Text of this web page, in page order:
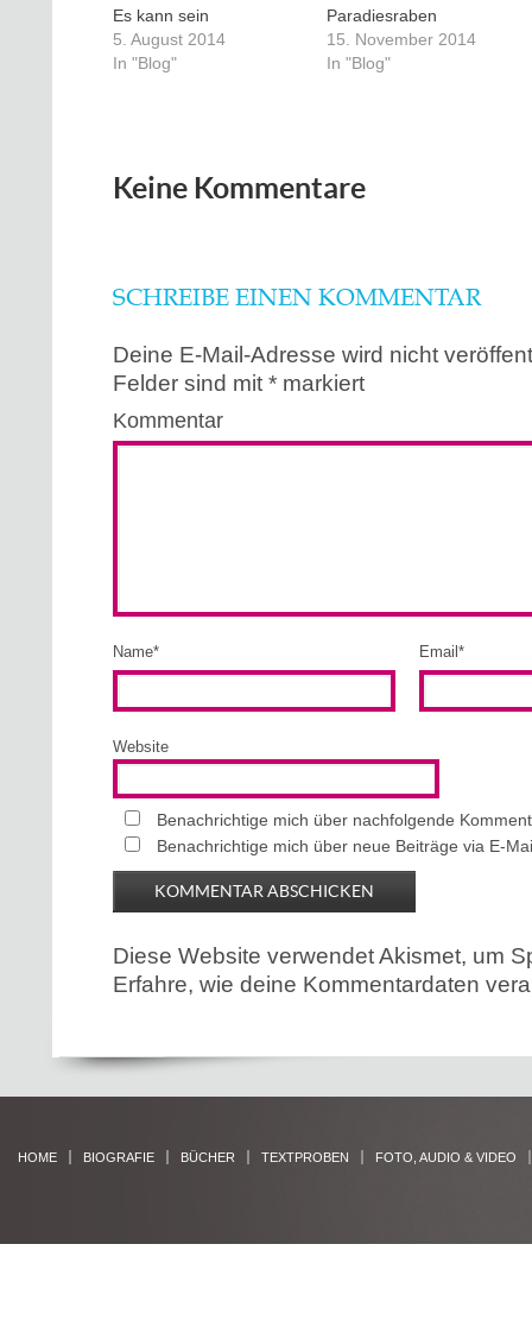
Es kann sein
5. August 2014
In "Blog"
Paradiesraben
15. November 2014
In "Blog"
Keine Kommentare
SCHREIBE EINEN KOMMENTAR
Deine E-Mail-Adresse wird nicht
Felder sind mit * markiert
Kommentar
Name* Email *
Website
Benachrichtige mich über nachfolgende
Benachrichtige mich über neue Beiträge via E-
Diese Website verwendet Akismet, um
Erfahre, wie deine Kommentardaten
HOME BIOGRAFIE BÜCHER TEXTPROBEN FOTO, AUDIO & VIDEO